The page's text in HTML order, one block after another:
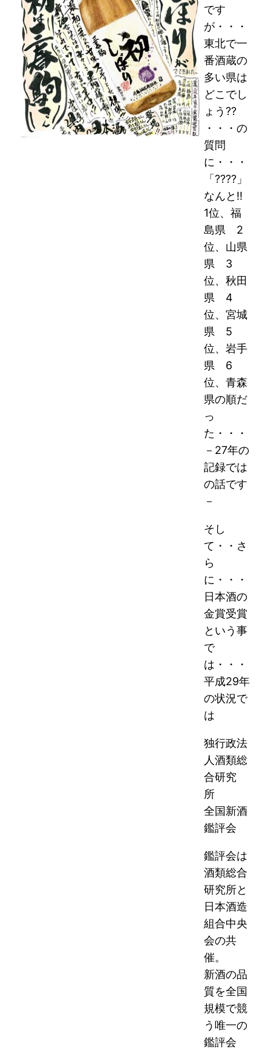
です
が・・・
東北で一
番酒蔵の
多い県は
どこでし
ょう??
・・・の
質問
に・・・
「????」
なんと!!
1位、福
島県 2
位、山県
県 3
位、秋田
県 4
位、宮城
県 5
位、岩手
県 6
位、青森
県の順だ
っ
た・・・
－27年の
記録では
の話です
－
そし
て・・さ
ら
に・・・
日本酒の
金賞受賞
という事
で
は・・・
平成29年
の状況で
は
独行政法
人酒類総
合研究
所
全国新酒
鑑評会
鑑評会は
酒類総合
研究所と
日本酒造
組合中央
会の共
催。
新酒の品
質を全国
規模で競
う唯一の
鑑評会